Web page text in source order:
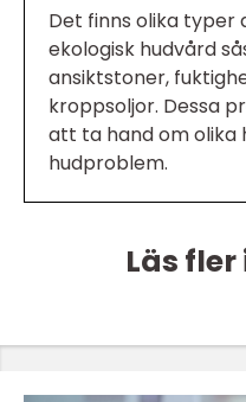
Det finns olika typer
ekologisk hudvård
ansiktstoner,
kroppsoljor. Dessa
att ta hand om olika
hudproblem.
Läs